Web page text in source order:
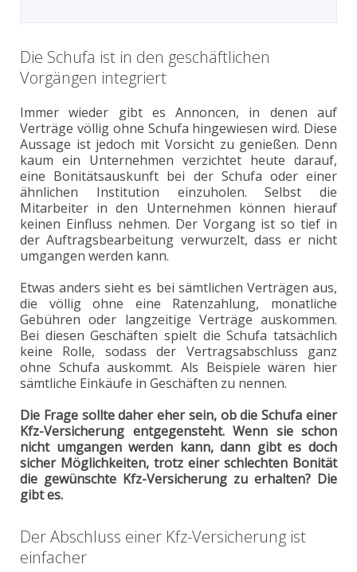
Die Schufa ist in den geschäftlichen
Vorgängen integriert
Immer wieder gibt es Annoncen, in denen auf
Verträge völlig ohne Schufa hingewiesen wird. Diese
Aussage ist jedoch mit Vorsicht zu genießen. Denn
kaum ein Unternehmen verzichtet heute darauf,
eine Bonitätsauskunft bei der Schufa oder einer
ähnlichen Institution einzuholen. Selbst die
Mitarbeiter in den Unternehmen können hierauf
keinen Einfluss nehmen. Der Vorgang ist so tief in
der Auftragsbearbeitung verwurzelt, dass er nicht
umgangen werden kann.
Etwas anders sieht es bei sämtlichen Verträgen aus,
die völlig ohne eine Ratenzahlung, monatliche
Gebühren oder langzeitige Verträge auskommen.
Bei diesen Geschäften spielt die Schufa tatsächlich
keine Rolle, sodass der Vertragsabschluss ganz
ohne Schufa auskommt. Als Beispiele wären hier
sämtliche Einkäufe in Geschäften zu nennen.
Die Frage sollte daher eher sein, ob die Schufa einer
Kfz-Versicherung entgegensteht. Wenn sie schon
nicht umgangen werden kann, dann gibt es doch
sicher Möglichkeiten, trotz einer schlechten Bonität
die gewünschte Kfz-Versicherung zu erhalten? Die
gibt es.
Der Abschluss einer Kfz-Versicherung ist
einfacher